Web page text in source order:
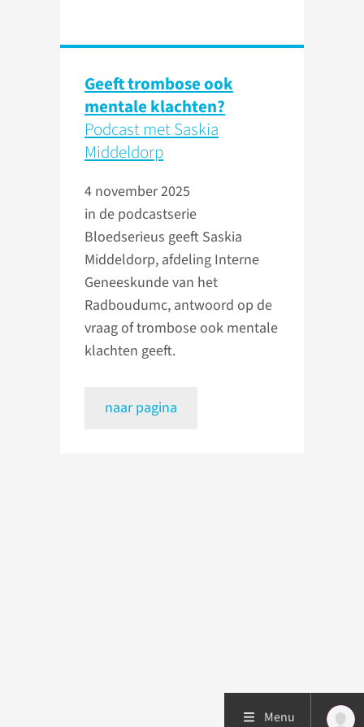
Geeft trombose ook
mentale klachten?
Podcast met Saskia
Middeldorp
4 november 2025
in de podcastserie
Bloedserieus geeft Saskia
Middeldorp, afdeling Interne
Geneeskunde van het
Radboudumc, antwoord op de
vraag of trombose ook mentale
klachten geeft.
naar pagina
Menu